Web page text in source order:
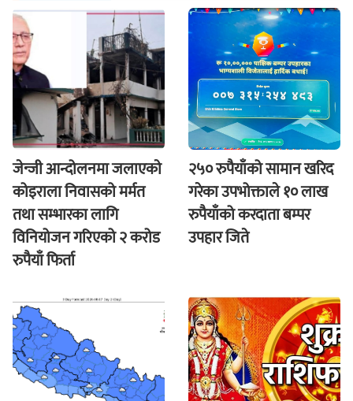
जेन्जी आन्दोलनमा जलाएकाे
कोइराला निवासको मर्मत
तथा सम्भारका लागि
विनियोजन गरिएको २ करोड
रुपैयाँ फिर्ता
२५० रुपैयाँको सामान खरिद
गरेका उपभोक्ताले १० लाख
रुपैयाँको करदाता बम्पर
उपहार जिते